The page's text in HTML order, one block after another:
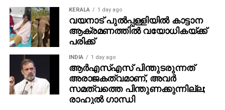
KERALA 1 day ago
വയനാട് പുല്‍പ്പള്ളിയില്‍ കാട്ടാന
ആക്രമണത്തില്‍ വയോധികയ്ക്ക്
പരിക്ക്
INDIA 1 day ago
ആര്‍എസ്എസ് പിന്തുടരുന്നത്
അരാജകത്വമാണ്, അവര്‍
സമത്വത്തെ പിന്തുണക്കുന്നില്ല;
രാഹുല്‍ ഗാന്ധി